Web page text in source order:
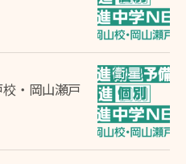
・岡山瀬戸